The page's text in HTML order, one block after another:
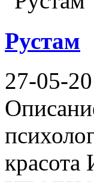
Рустам
27-05-